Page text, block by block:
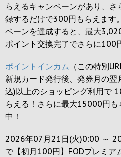
らえるキャンペーンがあり、
録するだけで300円 もらえます
ペーンを達成すると、最大
ポイント交換完了でさらに100
ポイントインカム （この特別
新規カード発行後、発券月の
込)以上のショッピング利用で
らえる！さらに最大15000円
中！
2026年07月21日(火)0:00 ～
で【初月100円】FODプレミア